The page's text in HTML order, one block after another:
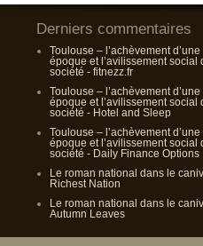
Derniers commentaires
Toulouse – l’achèvement d’une
époque et l’avilissement social
société - fitnezz.fr
Toulouse – l’achèvement d’une
époque et l’avilissement social
société - Hotel and Sleep
Toulouse – l’achèvement d’une
époque et l’avilissement social
société - Daily Finance Options
Le roman national dans le
Richest Nation
Le roman national dans le
Autumn Leaves